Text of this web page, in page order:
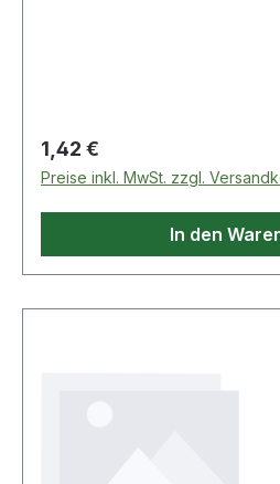
Regulärer Preis:
1,42 €
Preise inkl. MwSt. zzgl.
In den